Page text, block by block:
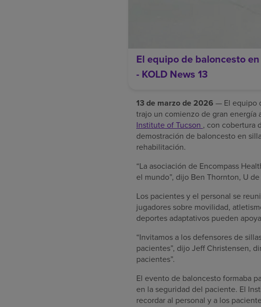
El equipo de baloncesto
- KOLD News 13
13 de marzo de 2026 — El equipo
trajo un comienzo de gran energía
Institute of Tucson , con cobertura
demostración de baloncesto en
rehabilitación.
“La asociación de Encompass
el mundo”, dijo Ben Thornton, U
Los pacientes y el personal se
jugadores sobre movilidad,
deportes adaptativos pueden
“Invitamos a los defensores de
pacientes”, dijo Jeff Christensen,
pacientes”.
El evento de baloncesto formaba
en la seguridad del paciente. El
recordar al personal y a los